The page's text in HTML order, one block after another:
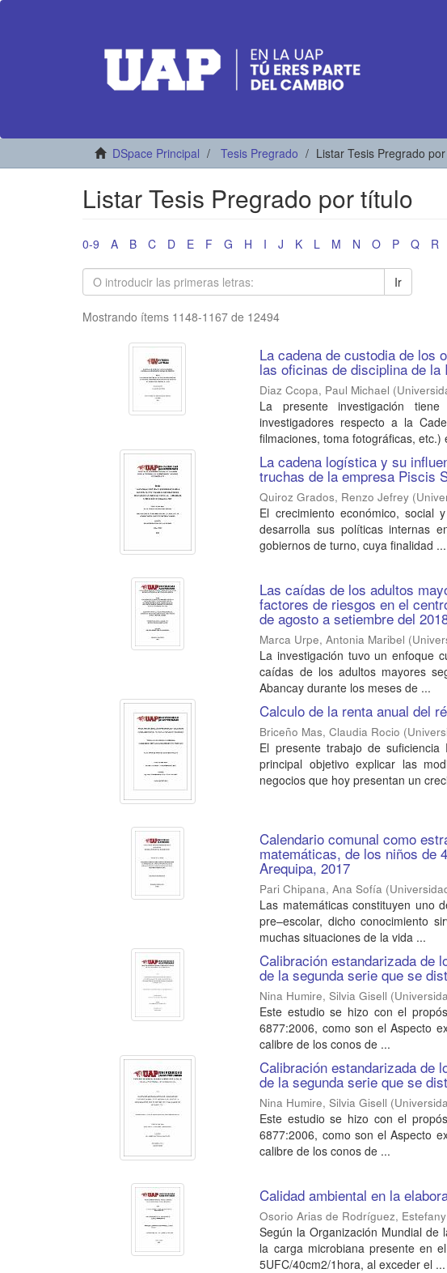
DSpace Principal Tesis Pregrado Listar Tesis Pregrado
Listar Tesis Pregrado por título
0-9 A B C D E F G H I J K L M N O P Q R
Ir
Mostrando ítems 1148-1167 de 12494
La cadena de custodia de los
las oficinas de disciplina de
Diaz Ccopa, Paul Michael (
La presente investigación
investigadores respecto a la
filmaciones, toma fotográficas, etc.)
La cadena logística y su
truchas de la empresa Piscis
Quiroz Grados, Renzo Jefrey (
El crecimiento económico,
desarrolla sus políticas internas
gobiernos de turno, cuya finalidad ...
Las caídas de los adultos
factores de riesgos en el
de agosto a setiembre del
Marca Urpe, Antonia Maribel (
La investigación tuvo un enfoque
caídas de los adultos mayores
Abancay durante los meses de ...
Calculo de la renta anual del
Briceño Mas, Claudia Rocio (
El presente trabajo de
principal objetivo explicar las
negocios que hoy presentan un
Calendario comunal como
matemáticas, de los niños de
Arequipa, 2017
Pari Chipana, Ana Sofía (
Las matemáticas constituyen uno
pre–escolar, dicho conocimiento
muchas situaciones de la vida ...
Calibración estandarizada de
de la segunda serie que se
Nina Humire, Silvia Gisell (
Este estudio se hizo con el
6877:2006, como son el Aspecto
calibre de los conos de ...
Calibración estandarizada de
de la segunda serie que se
Nina Humire, Silvia Gisell (
Este estudio se hizo con el
6877:2006, como son el Aspecto
calibre de los conos de ...
Calidad ambiental en la
Osorio Arias de Rodríguez,
Según la Organización Mundial de
la carga microbiana presente en
5UFC/40cm2/1hora, al exceder el ...